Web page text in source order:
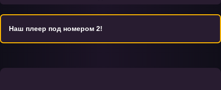
Наш плеер под номером 2!